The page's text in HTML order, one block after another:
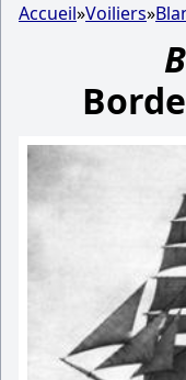
Accueil»Voiliers»